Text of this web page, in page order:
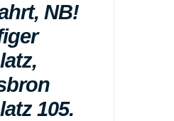
NB!
105.